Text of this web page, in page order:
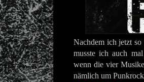
Nachdem ich jetzt
musste ich auch
wenn die vier
nämlich um